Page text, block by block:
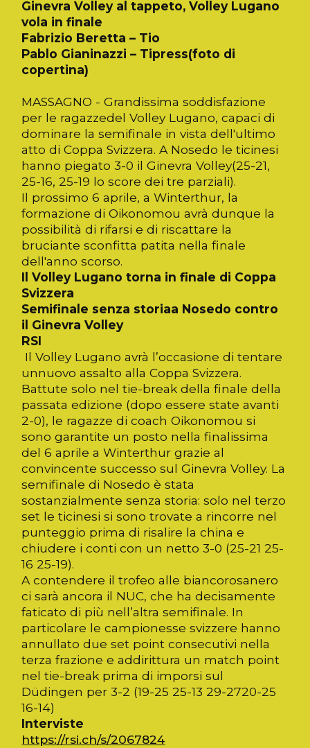
Ginevra Volley al tappeto, Volley Lugano
vola in finale
Fabrizio Beretta – Tio
Pablo Gianinazzi – Tipress(foto di
copertina)
MASSAGNO - Grandissima soddisfazione
per le ragazzedel Volley Lugano, capaci di
dominare la semifinale in vista dell'ultimo
atto di Coppa Svizzera. A Nosedo le ticinesi
hanno piegato 3-0 il Ginevra Volley(25-21,
25-16, 25-19 lo score dei tre parziali).
Il prossimo 6 aprile, a Winterthur, la
formazione di Oikonomou avrà dunque la
possibilità di rifarsi e di riscattare la
bruciante sconfitta patita nella finale
dell'anno scorso.
Il Volley Lugano torna in finale di Coppa
Svizzera
Semifinale senza storiaa Nosedo contro
il Ginevra Volley
RSI
Il Volley Lugano avrà l’occasione di tentare
unnuovo assalto alla Coppa Svizzera.
Battute solo nel tie-break della finale della
passata edizione (dopo essere state avanti
2-0), le ragazze di coach Oikonomou si
sono garantite un posto nella finalissima
del 6 aprile a Winterthur grazie al
convincente successo sul Ginevra Volley. La
semifinale di Nosedo è stata
sostanzialmente senza storia: solo nel terzo
set le ticinesi si sono trovate a rincorre nel
punteggio prima di risalire la china e
chiudere i conti con un netto 3-0 (25-21 25-
16 25-19).
A contendere il trofeo alle biancorosanero
ci sarà ancora il NUC, che ha decisamente
faticato di più nell’altra semifinale. In
particolare le campionesse svizzere hanno
annullato due set point consecutivi nella
terza frazione e addirittura un match point
nel tie-break prima di imporsi sul
Düdingen per 3-2 (19-25 25-13 29-2720-25
16-14)
Interviste
https://rsi.ch/s/2067824